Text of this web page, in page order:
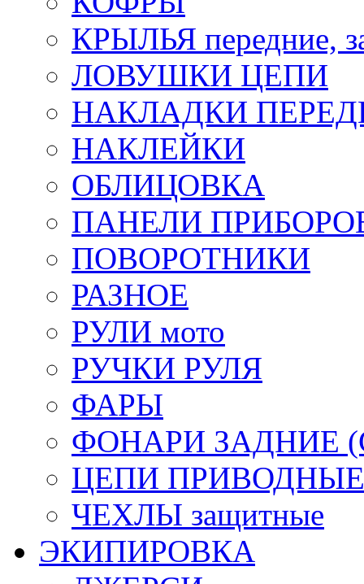
КРЫЛЬЯ передние,
ЛОВУШКИ ЦЕПИ
НАКЛАДКИ
НАКЛЕЙКИ
ОБЛИЦОВКА
ПАНЕЛИ
ПОВОРОТНИКИ
РАЗНОЕ
РУЛИ мото
РУЧКИ РУЛЯ
ФАРЫ
ФОНАРИ ЗАДНИЕ
ЦЕПИ ПРИВОДНЫЕ
ЧЕХЛЫ защитные
ЭКИПИРОВКА